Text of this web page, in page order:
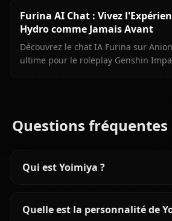
Furina AI Chat : Vivez
Hydro comme Jamais Avant
Découvrez le chat IA Furina sur
ultime pour le roleplay Genshin
Questions fréquentes
Qui est Yoimiya ?
Quelle est la personnalité de